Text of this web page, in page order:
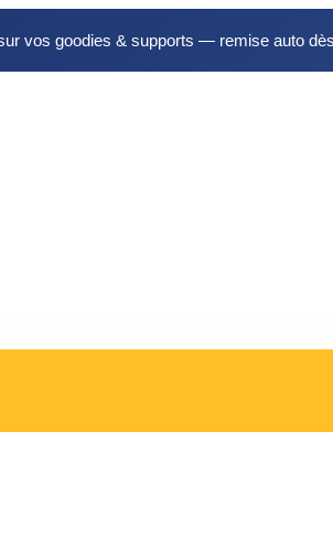
vos goodies & supports — remise auto dès